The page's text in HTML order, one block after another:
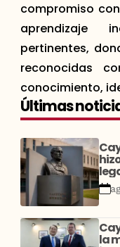
compromiso
aprendizaje
pertinentes,
reconocidas
conocimiento,
Últimas
la